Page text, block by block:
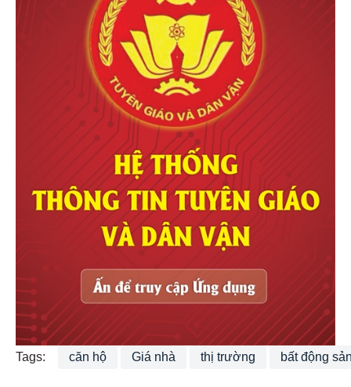
Khải Hoàn Imperial
the grand riveria tàm xá đông anh
Thông tin chi tiết dự án The MegapolisThủ Thiêm
Chung cư thanh hàgiá rẻ
Tags: căn hộ Giá nhà thị trường bất động